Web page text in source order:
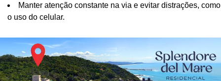
Manter atenção constante na via e evitar distrações, como
o uso do celular.